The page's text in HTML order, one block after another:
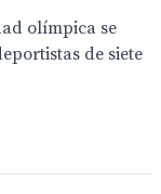
olímpica se
de siete